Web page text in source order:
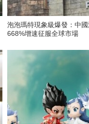
泡泡瑪特現象級爆發：中國
668%增速征服全球市場